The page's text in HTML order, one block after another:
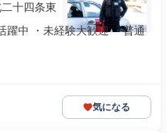
十四条東
躍中 ・未経験大歓迎 ・普通
気になる